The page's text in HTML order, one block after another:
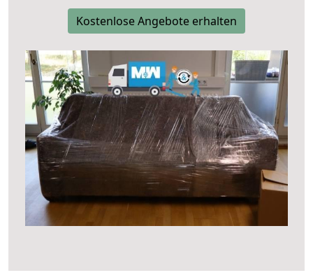
Kostenlose Angebote erhalten